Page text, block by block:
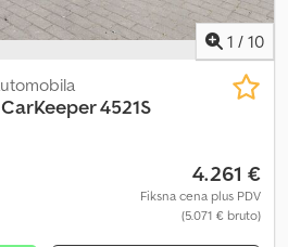
1 / 10
4521S
4.261 €
Fiksna cena plus PDV
(5.071 € bruto)